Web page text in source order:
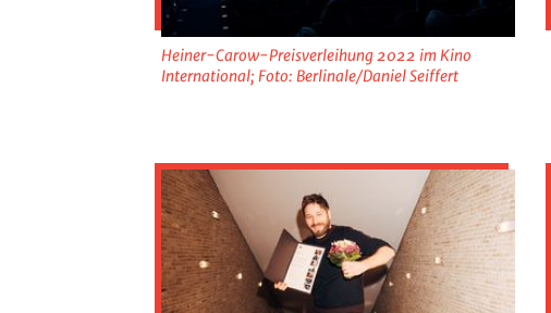
Heiner-Carow-Preisverleihung 2022 im Kino
International; Foto: Berlinale/Daniel Seiffert